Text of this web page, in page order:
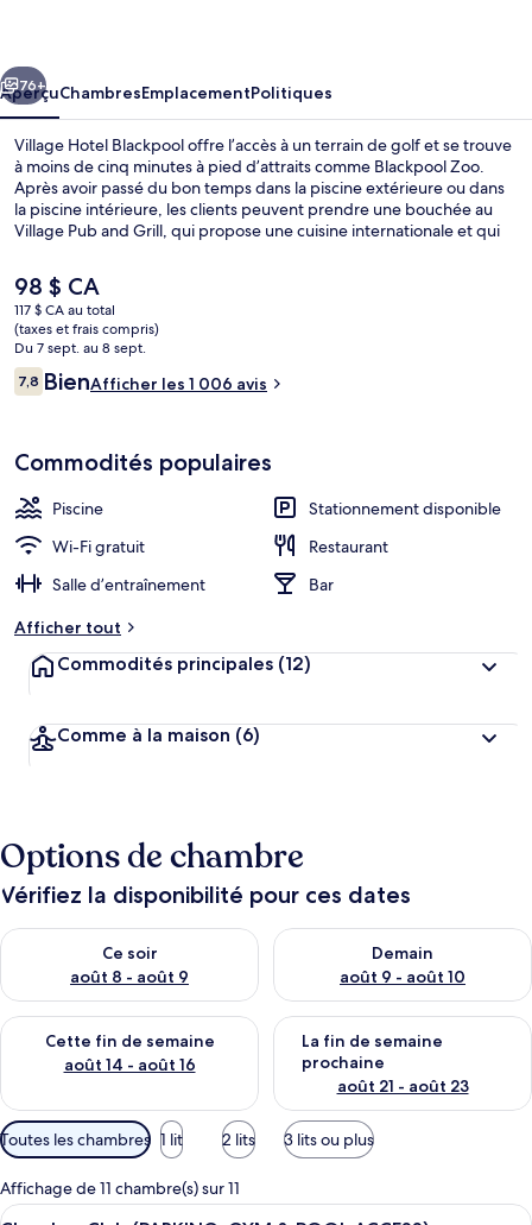
Suivant
76+
AperçuChambresEmplacementPolitiques
Village Hotel Blackpool offre l’accès à un terrain de golf et se trouve
à moins de cinq minutes à pied d’attraits comme Blackpool Zoo.
Après avoir passé du bon temps dans la piscine extérieure ou dans
la piscine intérieure, les clients peuvent prendre une bouchée au
Village Pub and Grill, qui propose une cuisine internationale et qui
commodités offertes par cet hôtel de luxe figurent un bar-salon, un
centre d’entraînement physique et une baignoire à remous. La
piscine et le personnel serviable sont des éléments très prisés par
les voyageurs.
Le
prix
actuel
est
de 98 $ CA
98 $ CA
117 $ CA au total
(taxes et frais compris)
Du 7 sept. au 8 sept.
Avis
7,87,8 sur 10 –
BienAfficher les 1 006 avis
Commodités populaires
Piscine
Stationnement disponible
Wi-Fi gratuit
Restaurant
Salle d’entraînement
Bar
Afficher tout
Commodités principales (12)
Comme à la maison (6)
Options de chambre
Vérifiez la disponibilité pour ces dates
Ce soir
août 8 - août 9
Vérifier la disponibilité pour ce soir août 8 - août 9
Demain
août 9 - août 10
Vérifier la disponibilité pour
Cette fin de semaine
août 14 - août 16
Vérifier la disponibilité pour cette fin de semaine août 14 -
La fin de semaine
prochaine
août 21 - août 23
Vérifier la disponibilité pour
Filtres
disponibles
pour
les
Toutes les chambres 1 lit 2 lits 3 lits ou plus
Affichage de 11 chambre(s) sur 11
Afficher
Une chambre à coucher avec un lit,